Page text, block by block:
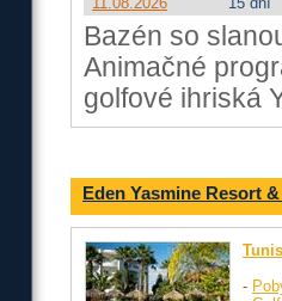
Bazén so
Animačné
golfové ihriská
Eden Yasmine Resort
-